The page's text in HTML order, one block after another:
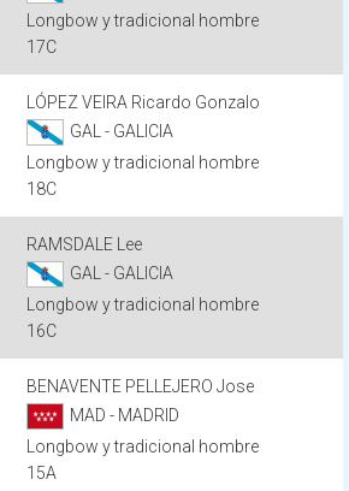
Longbow y tradicional hombre
17C
LÓPEZ VEIRA Ricardo Gonzalo
GAL - GALICIA
Longbow y tradicional hombre
18C
RAMSDALE Lee
GAL - GALICIA
Longbow y tradicional hombre
16C
BENAVENTE PELLEJERO Jose
MAD - MADRID
Longbow y tradicional hombre
15A